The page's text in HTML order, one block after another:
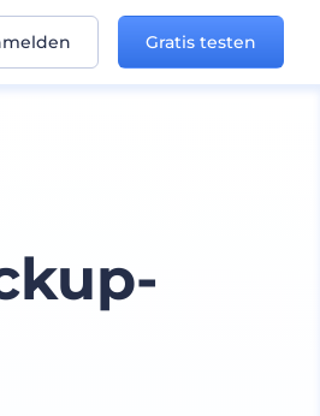
Gratis testen